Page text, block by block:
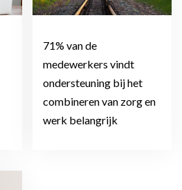
71% van de
medewerkers vindt
ondersteuning bij het
combineren van zorg en
werk belangrijk